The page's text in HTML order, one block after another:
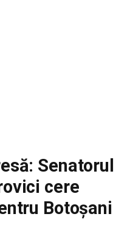
Senatorul
cere
Botoșani